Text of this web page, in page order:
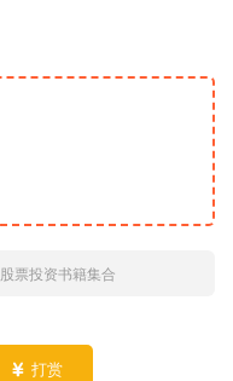
股票投资书籍集合
 打赏